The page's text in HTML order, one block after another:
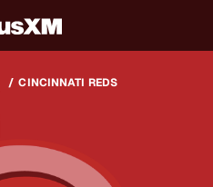
CINCINNATI REDS